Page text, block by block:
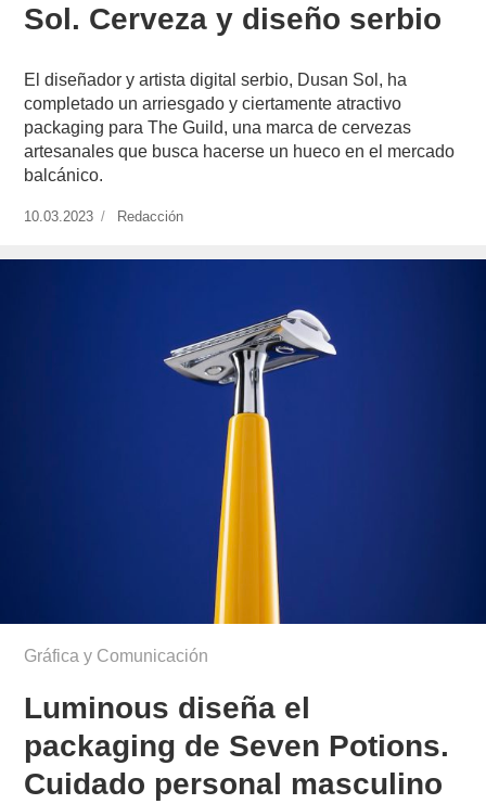
Sol. Cerveza y diseño serbio
El diseñador y artista digital serbio, Dusan Sol, ha
completado un arriesgado y ciertamente atractivo
packaging para The Guild, una marca de cervezas
artesanales que busca hacerse un hueco en el mercado
balcánico.
Publicado
10.03.2023 https://www.experimenta.es/author/redaccion/
Redacción
Gráfica y Comunicación
Luminous diseña el
packaging de Seven Potions.
Cuidado personal masculino